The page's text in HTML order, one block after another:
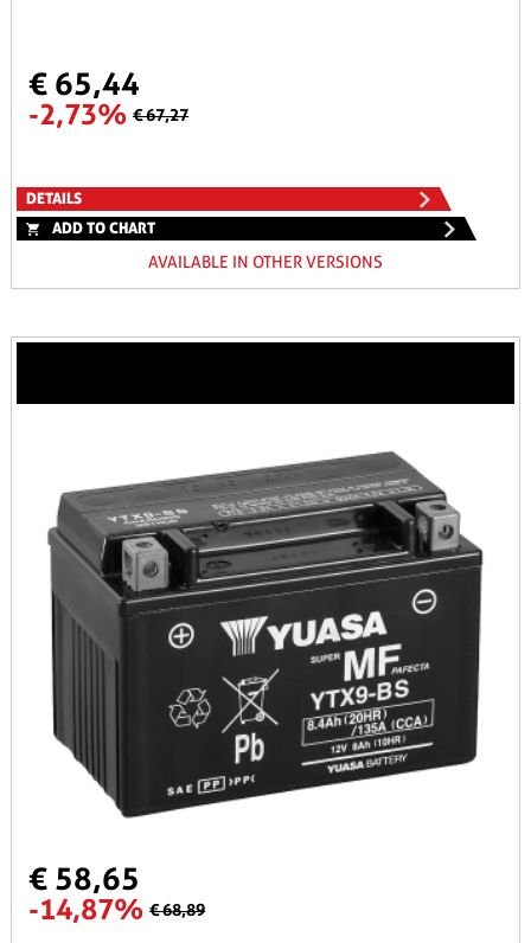
€ 65,44
-2,73% € 67,27
DETAILS
ADD TO CHART
AVAILABLE IN OTHER VERSIONS
€ 58,65
-14,87% € 68,89